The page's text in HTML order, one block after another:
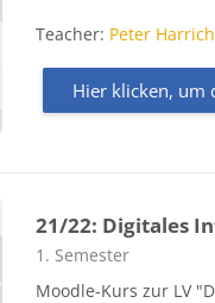
Teacher: Peter Harrich
Hier klicken, um
21/22: Digitales
Kursbereich
1. Semester
Moodle-Kurs zur LV